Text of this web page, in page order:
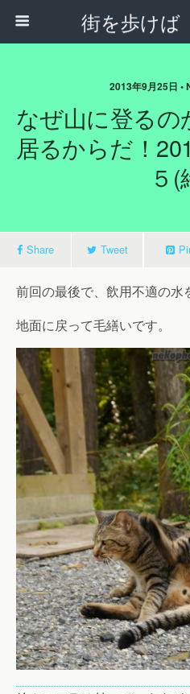
街を歩け
2013年9月25日 •
なぜ山に登る
居るからだ！
５(
Share Tweet
前回の最後で、飲用不適の水
地面に戻って毛繕いです。